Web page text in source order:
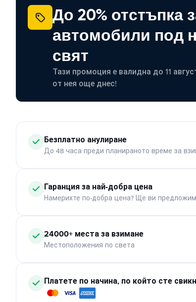
До 20% отстъпка
автомобили под
свят
Тази промоция е валидна до 11
от нея още днес!
Безплатно анулиране
До 48 часа преди планираното време за
Гаранция за най-добра цена
Намерихте по-добра цена? Ще ви
24000+ места за взимане
Местоположения по света
Платете по начина, по който сте